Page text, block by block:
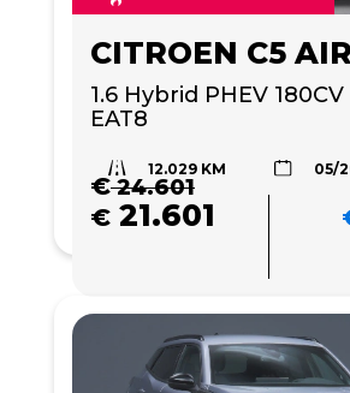
1.6 Hybrid PHEV
EAT8
12.029 KM 05/
€24.601
€ 21.601